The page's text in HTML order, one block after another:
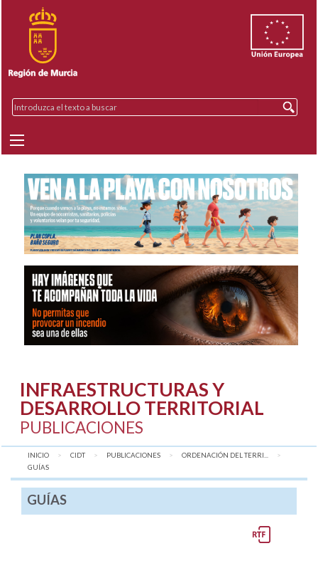
INFRAESTRUCTURAS Y
DESARROLLO TERRITORIAL
PUBLICACIONES
INICIO CIDT PUBLICACIONES
ORDENACIÓN DEL TERRI...
AQUÍ:
GUÍAS
GUÍAS